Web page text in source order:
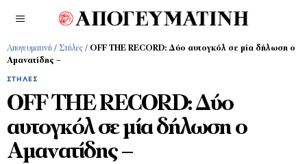
Απογευματινή / Στήλες / OFF THE RECORD: Δύο αυτογκόλ σε μία δήλωση ο
Αμανατίδης –
ΣΤΉΛΕΣ
OFF THE RECORD: Δύο
αυτογκόλ σε μία δήλωση ο
Αμανατίδης –